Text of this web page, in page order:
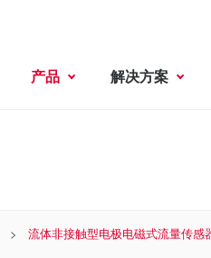
产品 解决方案
流体非接触型电极电磁式流量传感